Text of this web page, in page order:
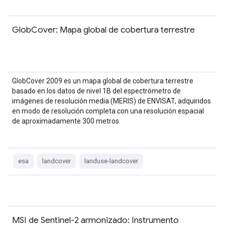
GlobCover: Mapa global de cobertura terrestre
GlobCover 2009 es un mapa global de cobertura terrestre
basado en los datos de nivel 1B del espectrómetro de
imágenes de resolución media (MERIS) de ENVISAT, adquiridos
en modo de resolución completa con una resolución espacial
de aproximadamente 300 metros.
esa landcover landuse-landcover
MSI de Sentinel-2 armonizado: Instrumento